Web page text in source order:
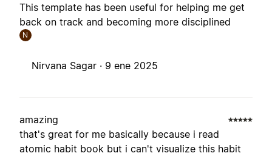
This template has been useful for helping me get
back on track and becoming more disciplined
N
Nirvana Sagar · 9 ene 2025
amazing
that's great for me basically because i read
atomic habit book but i can't visualize this habit